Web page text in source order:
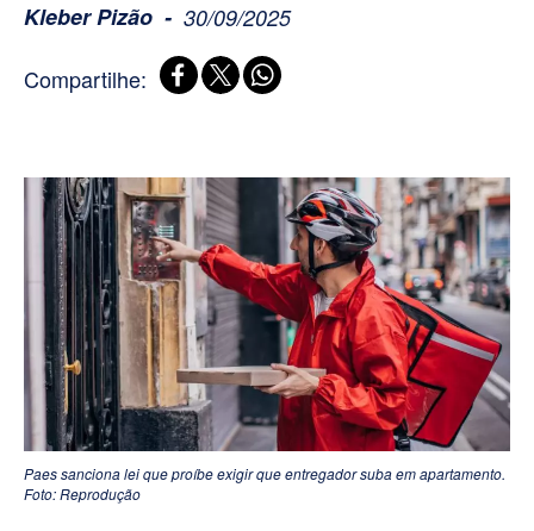
Kleber Pizão 30/09/2025
Compartilhe:
Paes sanciona lei que proíbe exigir que entregador suba em apartamento.
Foto: Reprodução